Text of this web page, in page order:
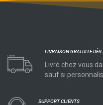
LIVRAISON GRATUITE
Livré chez vous
sauf si
SUPPORT CLIENTS